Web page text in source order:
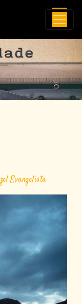
Evangelista